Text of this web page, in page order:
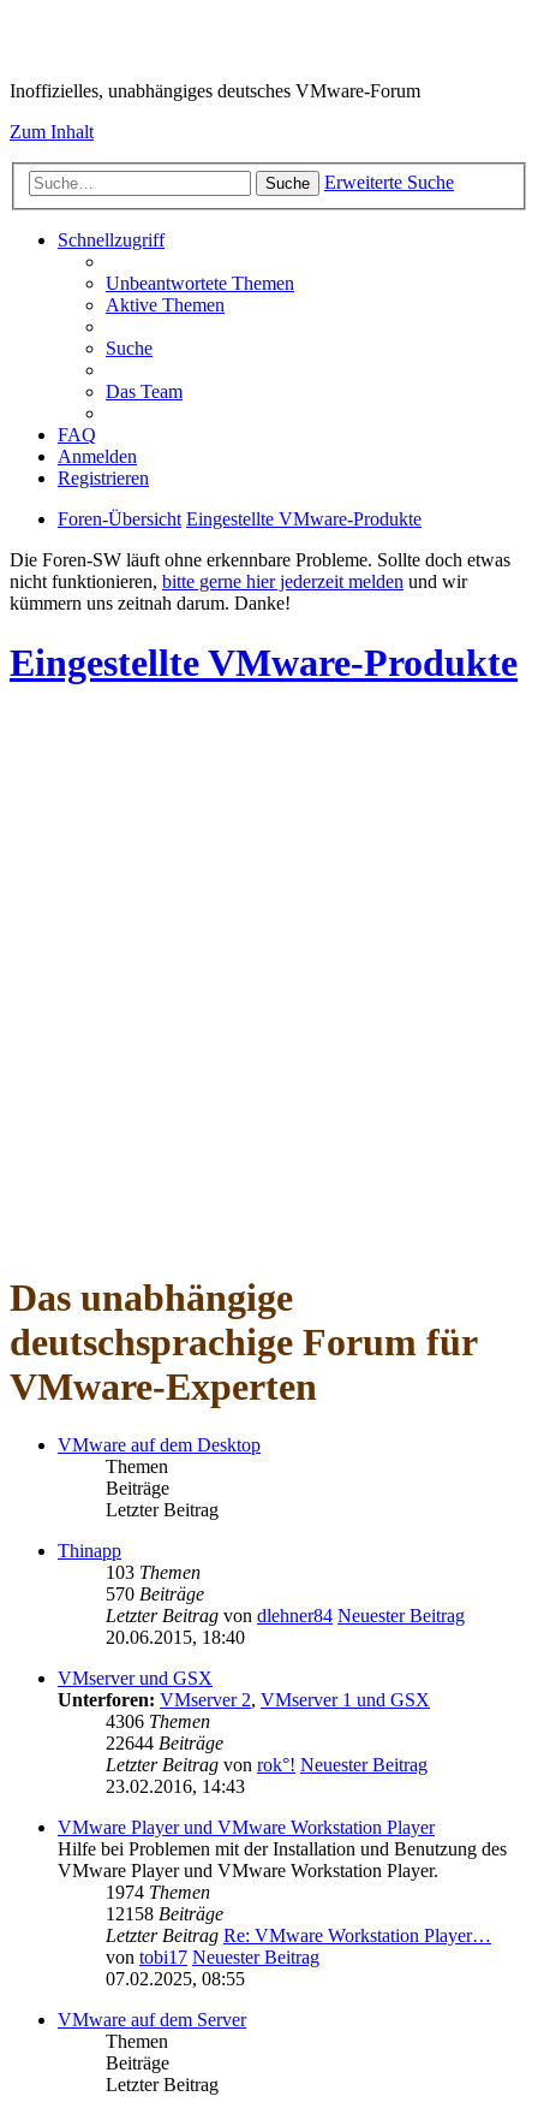
Inoffizielles, unabhängiges deutsches VMware-Forum
Zum Inhalt
Suche Erweiterte Suche
Schnellzugriff
Unbeantwortete Themen
Aktive Themen
Suche
Das Team
FAQ
Anmelden
Registrieren
Foren-Übersicht Eingestellte VMware-Produkte
Die Foren-SW läuft ohne erkennbare Probleme. Sollte doch etwas
nicht funktionieren, bitte gerne hier jederzeit melden und wir
kümmern uns zeitnah darum. Danke!
Eingestellte VMware-Produkte
Das unabhängige
deutschsprachige Forum für
VMware-Experten
VMware auf dem Desktop
Themen
Beiträge
Letzter Beitrag
Thinapp
103 Themen
570 Beiträge
Letzter Beitrag von dlehner84 Neuester Beitrag
20.06.2015, 18:40
VMserver und GSX
Unterforen: VMserver 2, VMserver 1 und GSX
4306 Themen
22644 Beiträge
Letzter Beitrag von rok°! Neuester Beitrag
23.02.2016, 14:43
VMware Player und VMware Workstation Player
Hilfe bei Problemen mit der Installation und Benutzung des
VMware Player und VMware Workstation Player.
1974 Themen
12158 Beiträge
Letzter Beitrag Re: VMware Workstation Player…
von tobi17 Neuester Beitrag
07.02.2025, 08:55
VMware auf dem Server
Themen
Beiträge
Letzter Beitrag